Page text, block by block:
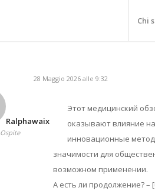
Chi
28 Maggio 2026 alle 9:32
Ralphawaix
Ospite
Этот медицинский
оказывают влияние
инновационные
значимости для
возможном применении.
А есть ли продолжение?